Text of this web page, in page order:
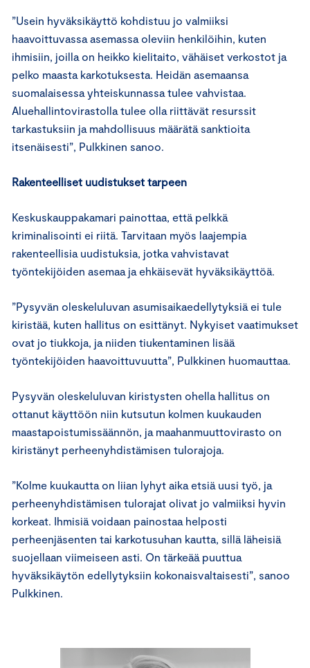
”Usein hyväksikäyttö kohdistuu jo valmiiksi
haavoittuvassa asemassa oleviin henkilöihin, kuten
ihmisiin, joilla on heikko kielitaito, vähäiset verkostot ja
pelko maasta karkotuksesta. Heidän asemaansa
suomalaisessa yhteiskunnassa tulee vahvistaa.
Aluehallintovirastolla tulee olla riittävät resurssit
tarkastuksiin ja mahdollisuus määrätä sanktioita
itsenäisesti”, Pulkkinen sanoo.
Rakenteelliset uudistukset tarpeen
Keskuskauppakamari painottaa, että pelkkä
kriminalisointi ei riitä. Tarvitaan myös laajempia
rakenteellisia uudistuksia, jotka vahvistavat
työntekijöiden asemaa ja ehkäisevät hyväksikäyttöä.
”Pysyvän oleskeluluvan asumisaikaedellytyksiä ei tule
kiristää, kuten hallitus on esittänyt. Nykyiset vaatimukset
ovat jo tiukkoja, ja niiden tiukentaminen lisää
työntekijöiden haavoittuvuutta”, Pulkkinen huomauttaa.
Pysyvän oleskeluluvan kiristysten ohella hallitus on
ottanut käyttöön niin kutsutun kolmen kuukauden
maastapoistumissäännön, ja maahanmuuttovirasto on
kiristänyt perheenyhdistämisen tulorajoja.
”Kolme kuukautta on liian lyhyt aika etsiä uusi työ, ja
perheenyhdistämisen tulorajat olivat jo valmiiksi hyvin
korkeat. Ihmisiä voidaan painostaa helposti
perheenjäsenten tai karkotusuhan kautta, sillä läheisiä
suojellaan viimeiseen asti. On tärkeää puuttua
hyväksikäytön edellytyksiin kokonaisvaltaisesti”, sanoo
Pulkkinen.